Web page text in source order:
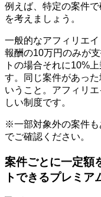
例えば、特定の案件
を考えましょう。
一般的なアフィリエ
報酬の10万円のみが
トの場合それに10%
す。同じ案件があっ
いうこと。アフィリ
しい制度です。
※一部対象外の案件も
でご確認ください。
案件ごとに一定額
トできるプレミア